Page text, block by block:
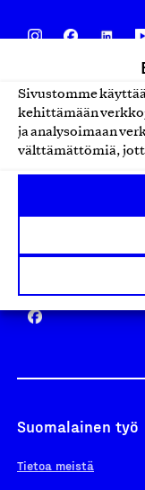
Sivustomme
kehittämään
ja analysoimaan
välttämättömiä,
Avainlippu
Suomalainen työ
Tietoa meistä